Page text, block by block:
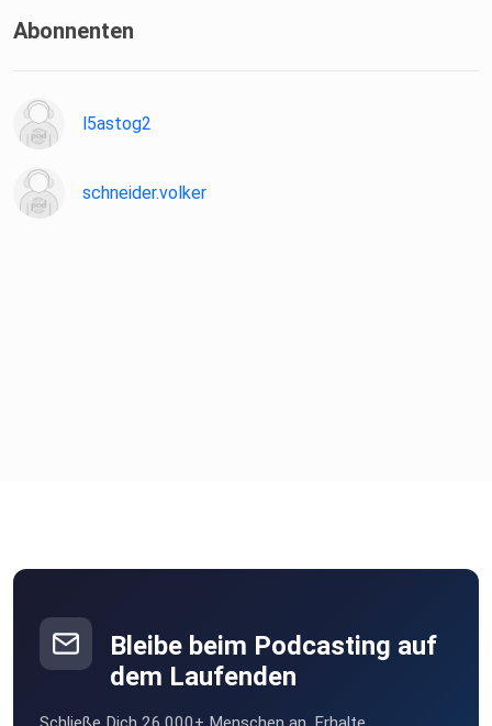
Abonnenten
l5astog2
schneider.volker
Bleibe beim Podcasting auf
dem Laufenden